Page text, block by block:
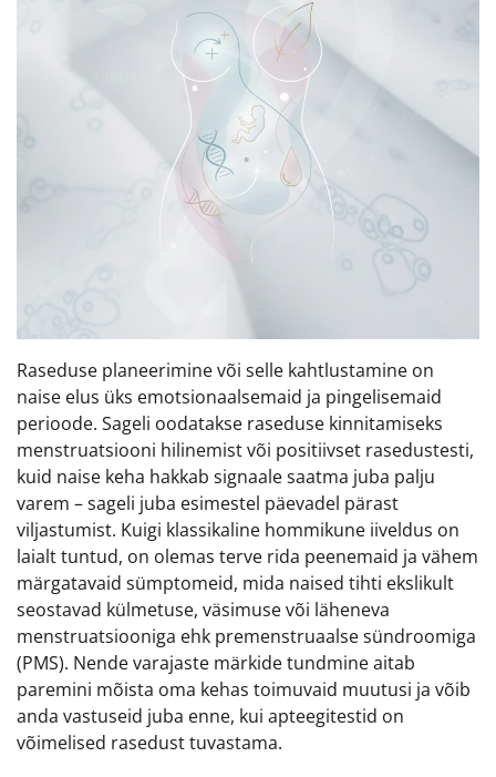
Raseduse planeerimine või selle kahtlustamine on
naise elus üks emotsionaalsemaid ja pingelisemaid
perioode. Sageli oodatakse raseduse kinnitamiseks
menstruatsiooni hilinemist või positiivset rasedustesti,
kuid naise keha hakkab signaale saatma juba palju
varem – sageli juba esimestel päevadel pärast
viljastumist. Kuigi klassikaline hommikune iiveldus on
laialt tuntud, on olemas terve rida peenemaid ja vähem
märgatavaid sümptomeid, mida naised tihti ekslikult
seostavad külmetuse, väsimuse või läheneva
menstruatsiooniga ehk premenstruaalse sündroomiga
(PMS). Nende varajaste märkide tundmine aitab
paremini mõista oma kehas toimuvaid muutusi ja võib
anda vastuseid juba enne, kui apteegitestid on
võimelised rasedust tuvastama.